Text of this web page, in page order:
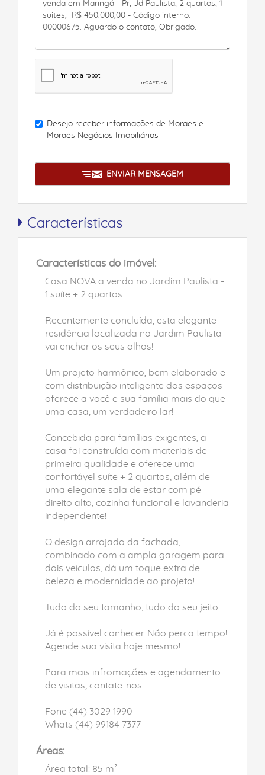
Desejo receber informações de Moraes e
Moraes Negócios Imobiliários
ENVIAR MENSAGEM
Características
Características do imóvel:
Casa NOVA a venda no Jardim Paulista -
1 suíte + 2 quartos
Recentemente concluída, esta elegante
residência localizada no Jardim Paulista
vai encher os seus olhos!
Um projeto harmônico, bem elaborado e
com distribuição inteligente dos espaços
oferece a você e sua família mais do que
uma casa, um verdadeiro lar!
Concebida para famílias exigentes, a
casa foi construída com materiais de
primeira qualidade e oferece uma
confortável suíte + 2 quartos, além de
uma elegante sala de estar com pé
direito alto, cozinha funcional e lavanderia
independente!
O design arrojado da fachada,
combinado com a ampla garagem para
dois veículos, dá um toque extra de
beleza e modernidade ao projeto!
Tudo do seu tamanho, tudo do seu jeito!
Já é possível conhecer. Não perca tempo!
Agende sua visita hoje mesmo!
Para mais infromações e agendamento
de visitas, contate-nos
Fone (44) 3029 1990
Whats (44) 99184 7377
Áreas:
Área total: 85 m²